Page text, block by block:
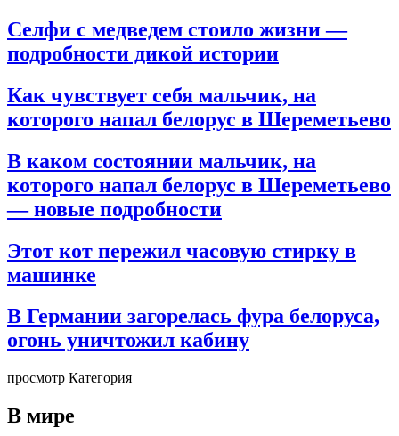
Селфи с медведем стоило жизни —
подробности дикой истории
Как чувствует себя мальчик, на
которого напал белорус в Шереметьево
В каком состоянии мальчик, на
которого напал белорус в Шереметьево
— новые подробности
Этот кот пережил часовую стирку в
машинке
В Германии загорелась фура белоруса,
огонь уничтожил кабину
просмотр Категория
В мире